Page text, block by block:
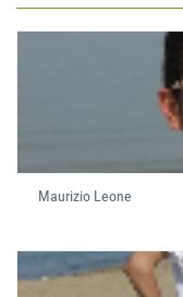
Maurizio Leone